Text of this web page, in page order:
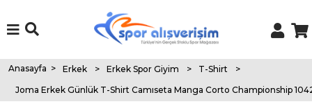
Anasayfa > Erkek > Erkek Spor Giyim > T-Shirt
>
Joma Erkek Günlük T-Shirt Camıseta Manga Corto Championship